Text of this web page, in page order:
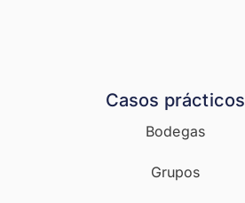
Casos prácticos
Bodegas
Grupos